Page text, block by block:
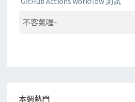
不客氣喔~
本週熱門